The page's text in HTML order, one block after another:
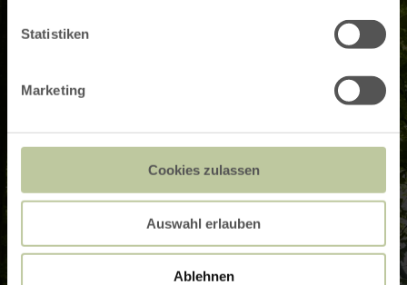
Statistiken
Marketing
Cookies zulassen
Auswahl erlauben
Ablehnen